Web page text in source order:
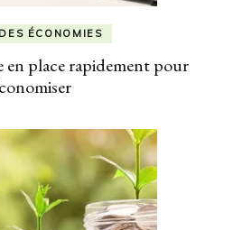
ÉCONOMIES
en place rapidement pour